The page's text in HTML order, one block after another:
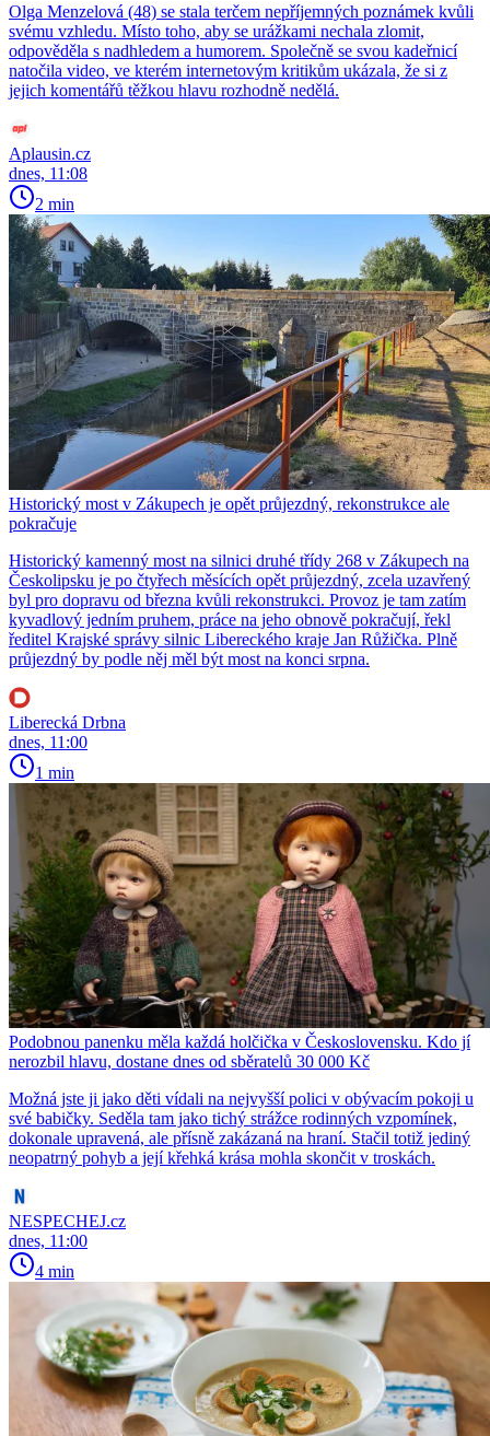
Olga Menzelová (48) se stala terčem nepříjemných poznámek kvůli
svému vzhledu. Místo toho, aby se urážkami nechala zlomit,
odpověděla s nadhledem a humorem. Společně se svou kadeřnicí
natočila video, ve kterém internetovým kritikům ukázala, že si z
jejich komentářů těžkou hlavu rozhodně nedělá.
Aplausin.cz
dnes, 11:08
2 min
Historický most v Zákupech je opět průjezdný, rekonstrukce ale
pokračuje
Historický kamenný most na silnici druhé třídy 268 v Zákupech na
Českolipsku je po čtyřech měsících opět průjezdný, zcela uzavřený
byl pro dopravu od března kvůli rekonstrukci. Provoz je tam zatím
kyvadlový jedním pruhem, práce na jeho obnově pokračují, řekl
ředitel Krajské správy silnic Libereckého kraje Jan Růžička. Plně
průjezdný by podle něj měl být most na konci srpna.
Liberecká Drbna
dnes, 11:00
1 min
Podobnou panenku měla každá holčička v Československu. Kdo jí
nerozbil hlavu, dostane dnes od sběratelů 30 000 Kč
Možná jste ji jako děti vídali na nejvyšší polici v obývacím pokoji u
své babičky. Seděla tam jako tichý strážce rodinných vzpomínek,
dokonale upravená, ale přísně zakázaná na hraní. Stačil totiž jediný
neopatrný pohyb a její křehká krása mohla skončit v troskách.
NESPECHEJ.cz
dnes, 11:00
4 min